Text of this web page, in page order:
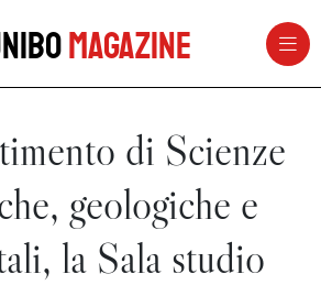
Magazine
di Scienze
geologiche e
la Sala studio